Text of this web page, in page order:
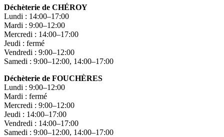
Déchèterie de CHÉROY
Lundi : 14:00–17:00
Mardi : 9:00–12:00
Mercredi : 14:00–17:00
Jeudi : fermé
Vendredi : 9:00–12:00
Samedi : 9:00–12:00, 14:00–17:00
Déchèterie de FOUCHÈRES
Lundi : 9:00–12:00
Mardi : fermé
Mercredi : 9:00–12:00
Jeudi : 14:00–17:00
Vendredi : 14:00–17:00
Samedi : 9:00–12:00, 14:00–17:00